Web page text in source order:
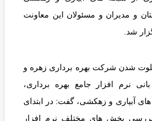
و مدیران و مسئولان این معاونت
شد.
شدن شرکت بهره برداری زهره و
نرم افزار جامع بهره برداری،
آبیاری و زهکشی، گفت: در ابتدای
بخش های مختلف نرم افزار